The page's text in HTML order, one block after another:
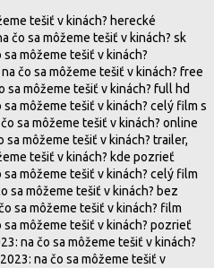
tešiť v kinách? herecké
čo sa môžeme tešiť v kinách? sk
môžeme tešiť v kinách?
čo sa môžeme tešiť v kinách? free
sa môžeme tešiť v kinách? full hd
môžeme tešiť v kinách? celý film s
sa môžeme tešiť v kinách? online
sa môžeme tešiť v kinách? trailer,
tešiť v kinách? kde pozrieť
môžeme tešiť v kinách? celý film
sa môžeme tešiť v kinách? bez
sa môžeme tešiť v kinách? film
môžeme tešiť v kinách? pozrieť
na čo sa môžeme tešiť v kinách?
na čo sa môžeme tešiť v